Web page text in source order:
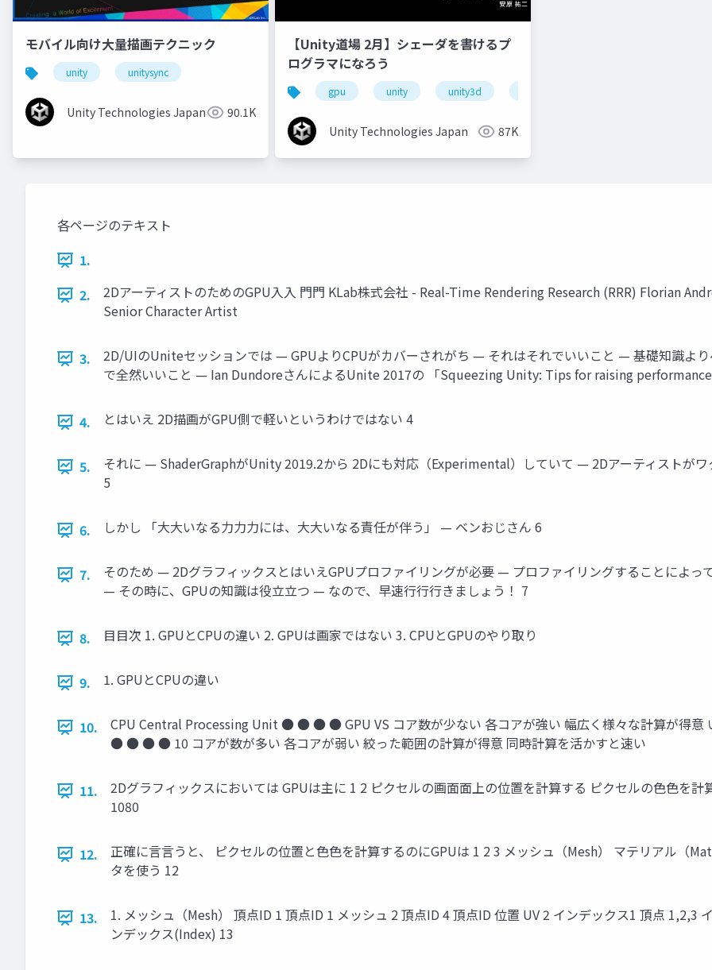
モバイル向け大量描画テクニック
unity unitysync
Unity Technologies Japan 90.1K
【Unity道場 2月】シェーダを書けるプ
ログラマになろう
gpu unity unity3d
Unity Technologies Japan 87K
各ページのテキスト
1.
2.
2DアーティストのためのGPU⼊入 ⾨門 KLab株式会社 - Real-Time Rendering Research (RRR) Florian
Senior Character Artist
3.
2D/UIのUniteセッションでは — GPUよりCPUがカバーされがち — それはそれでいいこと — 基礎知識よ
で全然いいこと — Ian DundoreさんによるUnite 2017の 「Squeezing Unity: Tips for raising
4. とはいえ 2D描画がGPU側で軽いというわけではない 4
5.
それに — ShaderGraphがUnity 2019.2から 2Dにも対応（Experimental）していて — 2Dアーティストが
5
6. しかし 「⼤大いなる⼒力力には、⼤大いなる責任が伴う」 — ベンおじさん 6
7.
そのため — 2DグラフィックスとはいえGPUプロファイリングが必要 — プロファイリングすることによっ
— その時に、GPUの知識は役⽴立つ — なので、早速⾏行行きましょう！ 7
8. ⽬目次 1. GPUとCPUの違い 2. GPUは画家ではない 3. CPUとGPUのやり取り
9. 1. GPUとCPUの違い
10.
CPU Central Processing Unit ● ● ● ● GPU VS コア数が少ない 各コアが強い 幅広く様々な計算が得意
● ● ● ● 10 コアが数が多い 各コアが弱い 絞った範囲の計算が得意 同時計算を活かすと速い
11.
2Dグラフィックスにおいては GPUは主に 1 2 ピクセルの画⾯面上の位置を計算する ピクセルの⾊色を
1080
12.
正確に⾔言うと、 ピクセルの位置と⾊色を計算するのにGPUは 1 2 3 メッシュ（Mesh） マテリアル（
タを使う 12
13.
1. メッシュ（Mesh） 頂点ID 1 頂点ID 1 メッシュ 2 頂点ID 4 頂点ID 位置 UV 2 インデックス1 頂点 1,2,3
ンデックス(Index) 13